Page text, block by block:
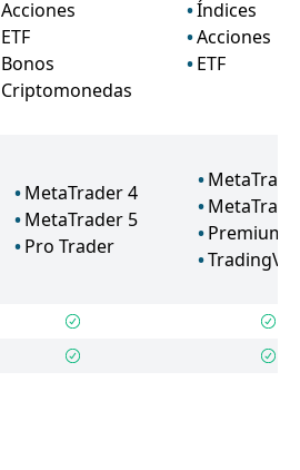
Acciones
ETF
Bonos
Criptomonedas
Índices
Acciones
ETF
MetaTrader 4
MetaTrader 5
Pro Trader
Premium